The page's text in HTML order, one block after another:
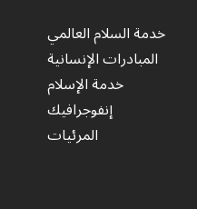
خدمة السلام العالمي
المبادرات الإنسانية
خدمة الإسلام
إنفوجرافيك
المرئيات